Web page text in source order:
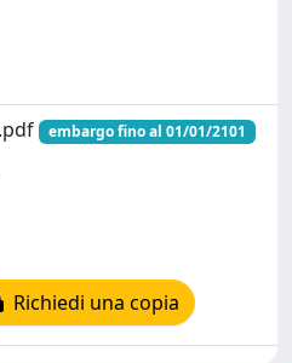
embargo fino al 01/01/2101
Richiedi una copia